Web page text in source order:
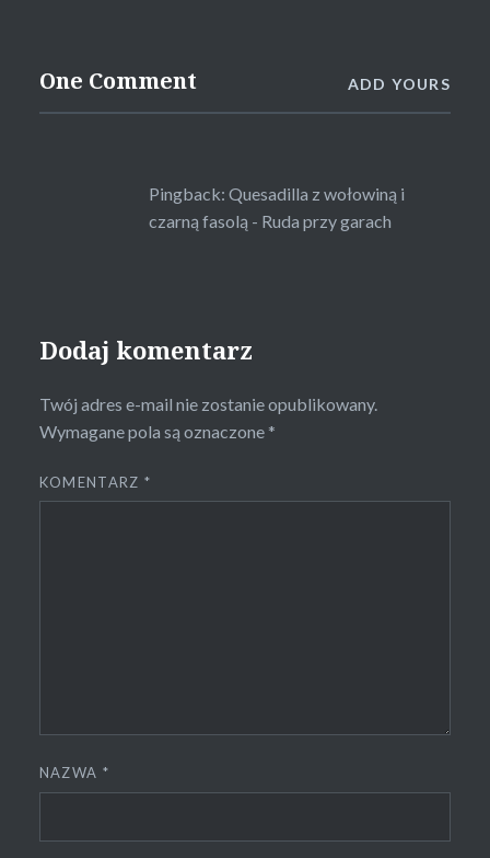
One Comment ADD YOURS
Pingback: Quesadilla z wołowiną i
czarną fasolą - Ruda przy garach
Dodaj komentarz
Twój adres e-mail nie zostanie opublikowany.
Wymagane pola są oznaczone *
KOMENTARZ *
NAZWA *